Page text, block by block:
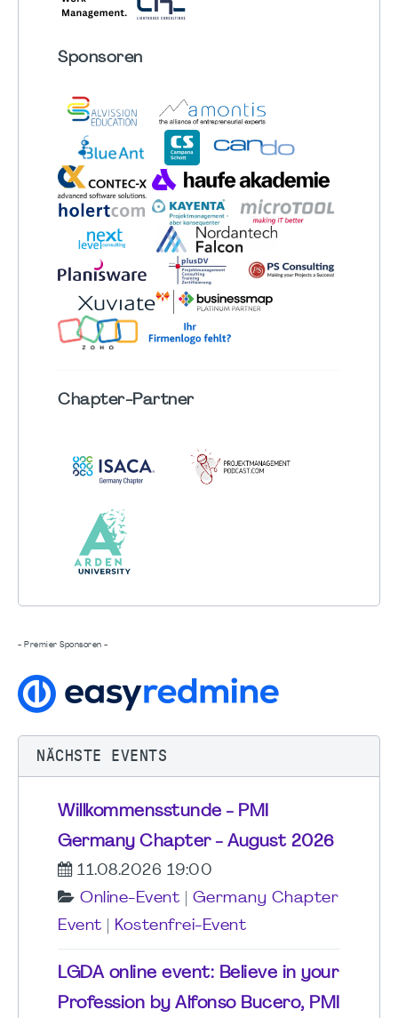
Sponsoren
Chapter-Partner
- Premier Sponsoren -
NÄCHSTE EVENTS
Willkommensstunde - PMI
Germany Chapter - August 2026
11.08.2026 19:00
Online-Event
Germany Chapter
Event
Kostenfrei-Event
LGDA online event: Believe in your
Profession by Alfonso Bucero, PMI